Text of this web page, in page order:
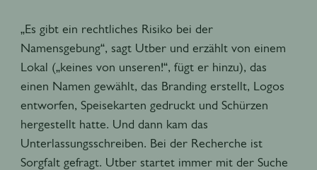
„Es gibt ein rechtliches Risiko bei der
Namensgebung“, sagt Utber und erzählt von einem
Lokal („keines von unseren!“, fügt er hinzu), das
einen Namen gewählt, das Branding erstellt, Logos
entworfen, Speisekarten gedruckt und Schürzen
hergestellt hatte. Und dann kam das
Unterlassungsschreiben. Bei der Recherche ist
Sorgfalt gefragt. Utber startet immer mit der Suche